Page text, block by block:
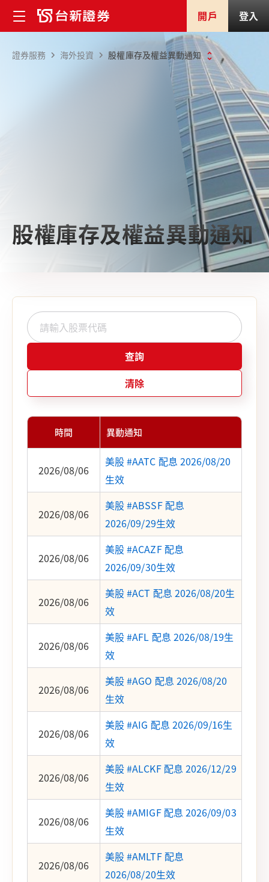
開戶 登入
證券服務 海外投資 股權庫存及權益異動通知
股權庫存及權益異動通知
查詢
清除
時間 異動通知
2026/08/06
美股 #AATC 配息 2026/08/20
生效
2026/08/06
美股 #ABSSF 配息
2026/09/29生效
2026/08/06
美股 #ACAZF 配息
2026/09/30生效
2026/08/06
美股 #ACT 配息 2026/08/20生
效
2026/08/06
美股 #AFL 配息 2026/08/19生
效
2026/08/06
美股 #AGO 配息 2026/08/20
生效
2026/08/06
美股 #AIG 配息 2026/09/16生
效
2026/08/06
美股 #ALCKF 配息 2026/12/29
生效
2026/08/06
美股 #AMIGF 配息 2026/09/03
生效
2026/08/06
美股 #AMLTF 配息
2026/08/20生效